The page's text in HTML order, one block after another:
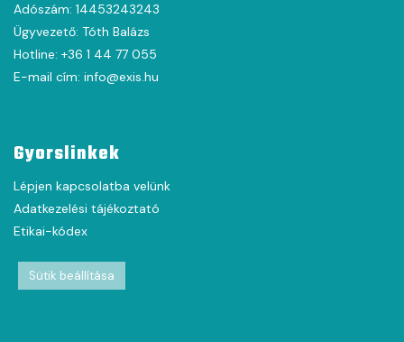
Adószám: 14453243243
Ügyvezető: Tóth Balázs
Hotline: +36 1 44 77 055
E-mail cím: info@exis.hu
Gyorslinkek
Lépjen kapcsolatba velünk
Adatkezelési tájékoztató
Etikai-kódex
Sütik beállítása